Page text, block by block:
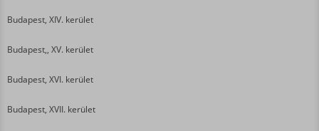
Budapest, XIV. kerület
Budapest,, XV. kerület
Budapest, XVI. kerület
Budapest, XVII. kerület